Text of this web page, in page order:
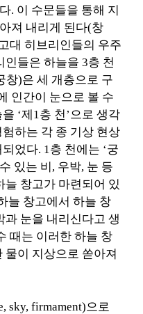
. 이 수문들을 통해 지
져 내리게 된다(창
대 히브리인들의 우주
인들은 하늘을 3층 천
창)은 세 개층으로 구
인간이 눈으로 볼 수
‘제1층 천’으로 생각
하는 각 종 기상 현상
었다. 1층 천에는 ‘궁
있는 비, 우박, 눈 등
늘 창고가 마련되어 있
늘 창고에서 하늘 창
과 눈을 내리신다고 생
때는 이러한 하늘 창
물이 지상으로 쏟아져
sky, firmament)으로